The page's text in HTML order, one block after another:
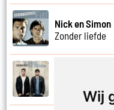
Wij
Nick en Simon
Zonder liefde